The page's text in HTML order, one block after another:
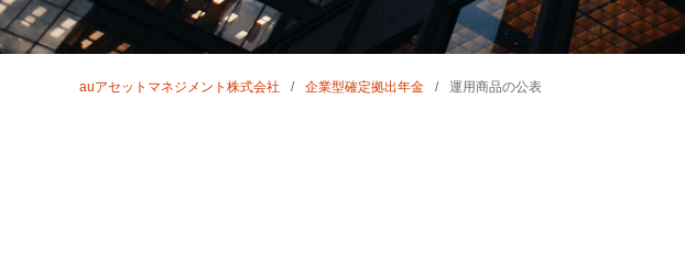
auアセットマネジメント株式会社 企業型確定拠出年金 運用商品の公表